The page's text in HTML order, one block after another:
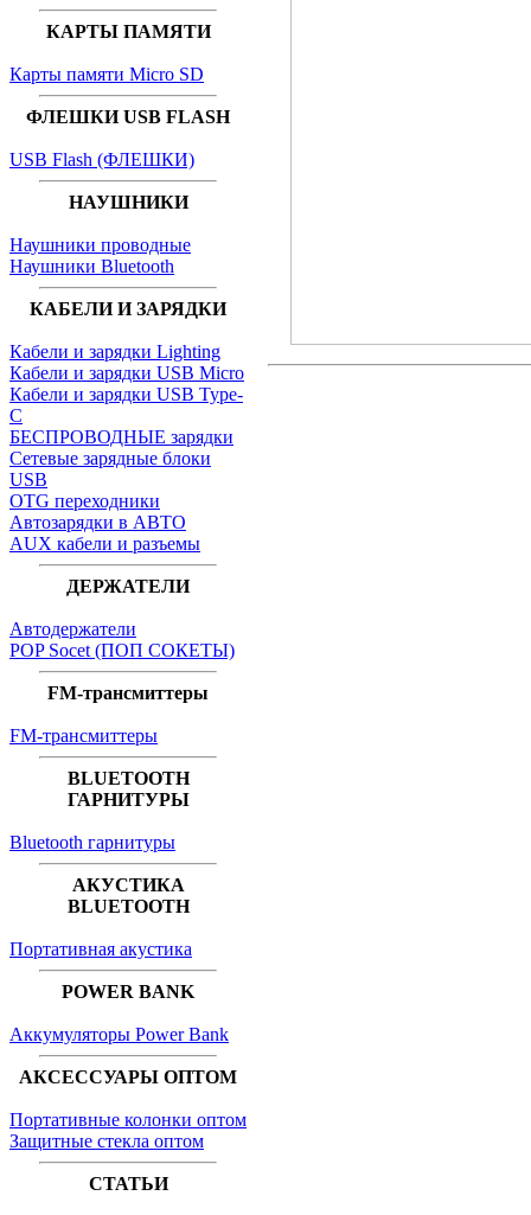
КАРТЫ ПАМЯТИ
Карты памяти Micro SD
ФЛЕШКИ USB FLASH
USB Flash (ФЛЕШКИ)
НАУШНИКИ
Наушники проводные
Наушники Bluetooth
КАБЕЛИ И ЗАРЯДКИ
Кабели и зарядки Lighting
Кабели и зарядки USB Micro
Кабели и зарядки USB Type-
C
БЕСПРОВОДНЫЕ зарядки
Сетевые зарядные блоки
USB
OTG переходники
Автозарядки в АВТО
AUX кабели и разъемы
ДЕРЖАТЕЛИ
Автодержатели
POP Socet (ПОП СОКЕТЫ)
FM-трансмиттеры
FM-трансмиттеры
BLUETOOTH
ГАРНИТУРЫ
Bluetooth гарнитуры
АКУСТИКА
BLUETOOTH
Портативная акустика
POWER BANK
Аккумуляторы Power Bank
АКСЕССУАРЫ ОПТОМ
Портативные колонки оптом
Защитные стекла оптом
СТАТЬИ